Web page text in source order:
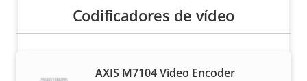
Codificadores de vídeo
AXIS M7104 Video Encoder